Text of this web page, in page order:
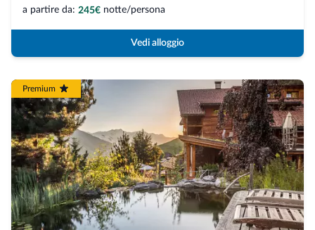
a partire da: 245€ notte/persona
Vedi alloggio
Premium